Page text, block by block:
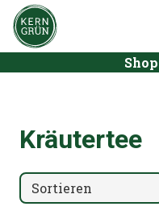
Kräutertee